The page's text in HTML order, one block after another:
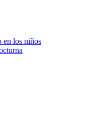
en los niños